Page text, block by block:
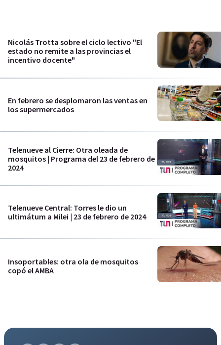
Nicolás Trotta sobre el ciclo lectivo "El
estado no remite a las provincias el
incentivo docente"
En febrero se desplomaron las ventas en
los supermercados
Telenueve al Cierre: Otra oleada de
mosquitos | Programa del 23 de febrero de
2024
Telenueve Central: Torres le dio un
ultimátum a Milei | 23 de febrero de 2024
Insoportables: otra ola de mosquitos
copó el AMBA